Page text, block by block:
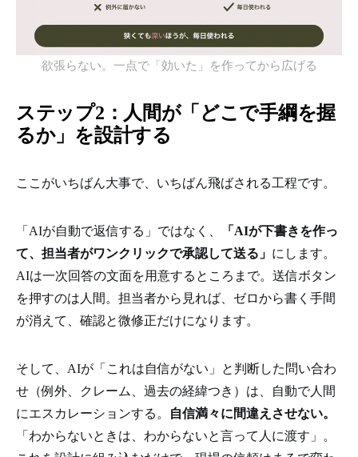
欲張らない。一点で「効いた」を作ってから広げる
ステップ2：人間が「どこで手綱を握
るか」を設計する
ここがいちばん大事で、いちばん飛ばされる工程です。
「AIが自動で返信する」ではなく、
「AIが下書きを作っ
て、担当者がワンクリックで承認して送る」 にします。
AIは一次回答の文面を用意するところまで。送信ボタン
を押すのは人間。担当者から見れば、ゼロから書く手間
が消えて、確認と微修正だけになります。
そして、AIが「これは自信がない」と判断した問い合わ
せ（例外、クレーム、過去の経緯つき）は、自動で人間
にエスカレーションする。
自信満々に間違えさせない。
「わからないときは、わからないと言って人に渡す」。